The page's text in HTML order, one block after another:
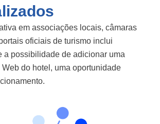
em associações locais, câmaras
oficiais de turismo inclui
a possibilidade de adicionar uma
Web do hotel, uma oportunidade